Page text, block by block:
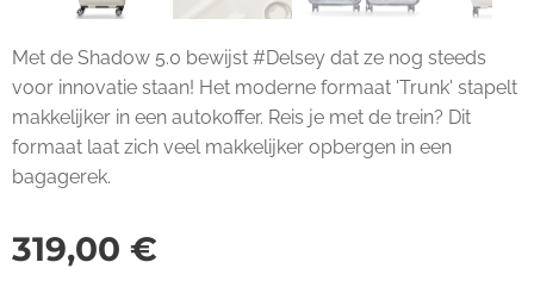
Met de Shadow 5.0 bewijst #Delsey dat ze nog steeds
voor innovatie staan! Het moderne formaat 'Trunk' stapelt
makkelijker in een autokoffer. Reis je met de trein? Dit
formaat laat zich veel makkelijker opbergen in een
bagagerek.
319,00 €